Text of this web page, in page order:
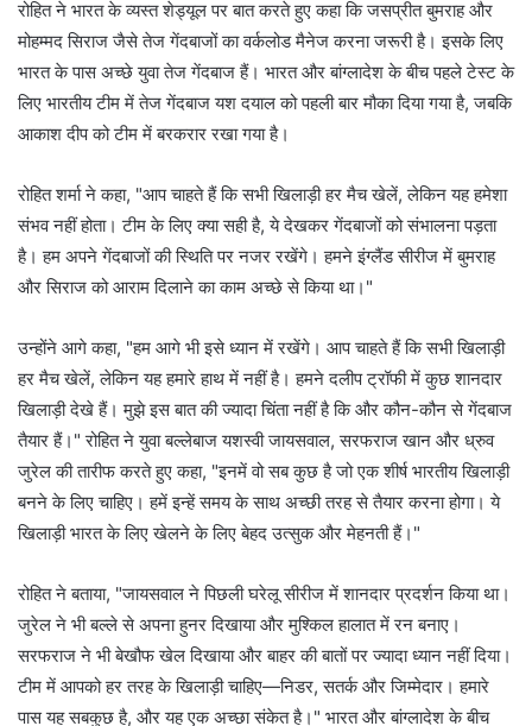
रोहित ने भारत के व्यस्त शेड्यूल पर बात करते हुए कहा कि जसप्रीत बुमराह और
मोहम्मद सिराज जैसे तेज गेंदबाजों का वर्कलोड मैनेज करना जरूरी है। इसके लिए
भारत के पास अच्छे युवा तेज गेंदबाज हैं। भारत और बांग्लादेश के बीच पहले टेस्ट के
लिए भारतीय टीम में तेज गेंदबाज यश दयाल को पहली बार मौका दिया गया है, जबकि
आकाश दीप को टीम में बरकरार रखा गया है।
रोहित शर्मा ने कहा, "आप चाहते हैं कि सभी खिलाड़ी हर मैच खेलें, लेकिन यह हमेशा
संभव नहीं होता। टीम के लिए क्या सही है, ये देखकर गेंदबाजों को संभालना पड़ता
है। हम अपने गेंदबाजों की स्थिति पर नजर रखेंगे। हमने इंग्लैंड सीरीज में बुमराह
और सिराज को आराम दिलाने का काम अच्छे से किया था।"
उन्होंने आगे कहा, "हम आगे भी इसे ध्यान में रखेंगे। आप चाहते हैं कि सभी खिलाड़ी
हर मैच खेलें, लेकिन यह हमारे हाथ में नहीं है। हमने दलीप ट्रॉफी में कुछ शानदार
खिलाड़ी देखे हैं। मुझे इस बात की ज्यादा चिंता नहीं है कि और कौन-कौन से गेंदबाज
तैयार हैं।" रोहित ने युवा बल्लेबाज यशस्वी जायसवाल, सरफराज खान और ध्रुव
जुरेल की तारीफ करते हुए कहा, "इनमें वो सब कुछ है जो एक शीर्ष भारतीय खिलाड़ी
बनने के लिए चाहिए। हमें इन्हें समय के साथ अच्छी तरह से तैयार करना होगा। ये
खिलाड़ी भारत के लिए खेलने के लिए बेहद उत्सुक और मेहनती हैं।"
रोहित ने बताया, "जायसवाल ने पिछली घरेलू सीरीज में शानदार प्रदर्शन किया था।
जुरेल ने भी बल्ले से अपना हुनर दिखाया और मुश्किल हालात में रन बनाए।
सरफराज ने भी बेखौफ खेल दिखाया और बाहर की बातों पर ज्यादा ध्यान नहीं दिया।
टीम में आपको हर तरह के खिलाड़ी चाहिए—निडर, सतर्क और जिम्मेदार। हमारे
पास यह सबकुछ है, और यह एक अच्छा संकेत है।" भारत और बांग्लादेश के बीच